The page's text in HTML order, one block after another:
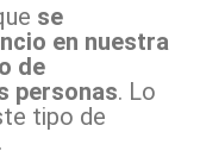
se
en nuestra
de
personas. Lo
tipo de